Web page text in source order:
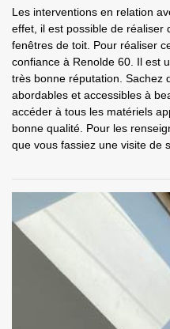
Les interventions en relation
effet, il est possible de réaliser
fenêtres de toit. Pour réaliser
confiance à Renolde 60. Il est
très bonne réputation. Sachez
abordables et accessibles à
accéder à tous les matériels
bonne qualité. Pour les
que vous fassiez une visite de